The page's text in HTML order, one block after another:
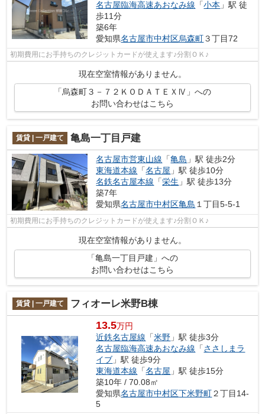
名古屋臨海高速あおなみ線 「小本 」駅 徒
歩11分
築6年
愛知県名古屋市中村区烏森町３丁目72
初期費用にお手持ちのクレジットカードが使えます♪分割ＯＫ♪
現在空室情報がありません。
「烏森町３－７２ＫＯＤＡＴＥＸⅣ」への
お問い合わせはこちら
賃貸 | 一戸建て 亀島一丁目戸建
名古屋市営東山線 「亀島 」駅 徒歩2分
東海道本線 「名古屋 」駅 徒歩10分
名鉄名古屋本線 「栄生 」駅 徒歩13分
築7年
愛知県名古屋市中村区亀島 １丁目5-5-1
初期費用にお手持ちのクレジットカードが使えます♪分割ＯＫ♪
現在空室情報がありません。
「亀島一丁目戸建」への
お問い合わせはこちら
賃貸 | 一戸建て フィオーレ米野B棟
13.5万円
近鉄名古屋線 「米野 」駅 徒歩3分
名古屋臨海高速あおなみ線 「ささしまラ
イブ 」駅 徒歩9分
東海道本線 「名古屋 」駅 徒歩15分
築10年 / 70.08㎡
愛知県名古屋市中村区下米野町２丁目14-
5